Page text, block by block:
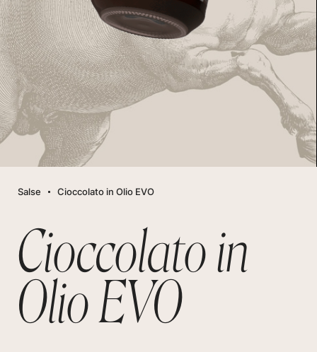
Salse Cioccolato in Olio EVO
Cioccolato in
Olio EVO